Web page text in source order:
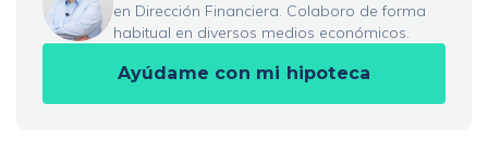
en Dirección Financiera. Colaboro de forma
habitual en diversos medios económicos.
Ayúdame con mi hipoteca